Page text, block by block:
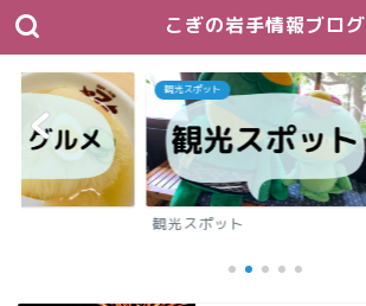
こぎの岩手情報ブログ
観光スポット
観光スポット